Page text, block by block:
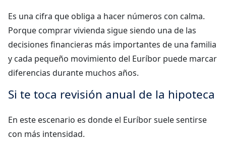
Es una cifra que obliga a hacer números con calma.
Porque comprar vivienda sigue siendo una de las
decisiones financieras más importantes de una familia
y cada pequeño movimiento del Euríbor puede marcar
diferencias durante muchos años.
Si te toca revisión anual de la hipoteca
En este escenario es donde el Euríbor suele sentirse
con más intensidad.